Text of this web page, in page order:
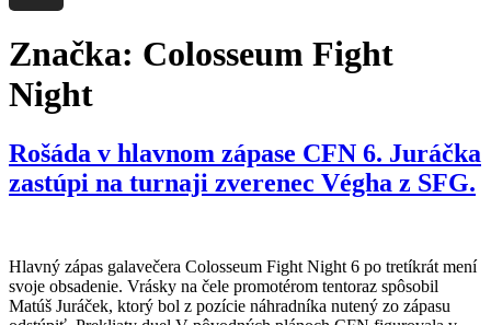
Značka: Colosseum Fight
Night
Rošáda v hlavnom zápase CFN 6. Juráčka
zastúpi na turnaji zverenec Végha z SFG.
Hlavný zápas galavečera Colosseum Fight Night 6 po tretíkrát mení
svoje obsadenie. Vrásky na čele promotérom tentoraz spôsobil
Matúš Juráček, ktorý bol z pozície náhradníka nutený zo zápasu